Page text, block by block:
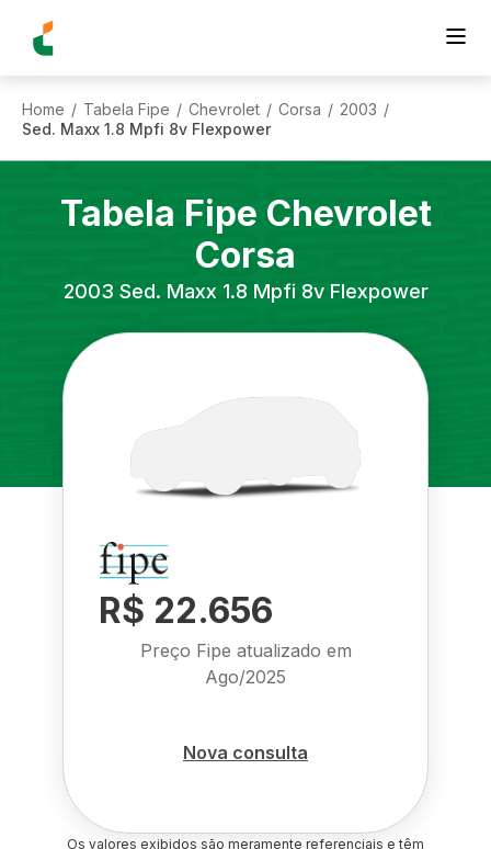
Home / Tabela Fipe / Chevrolet / Corsa / 2003 /
Sed. Maxx 1.8 Mpfi 8v Flexpower
Tabela Fipe Chevrolet
Corsa
2003 Sed. Maxx 1.8 Mpfi 8v Flexpower
R$ 22.656
Preço Fipe atualizado em
Ago/2025
Nova consulta
Os valores exibidos são meramente referenciais e têm